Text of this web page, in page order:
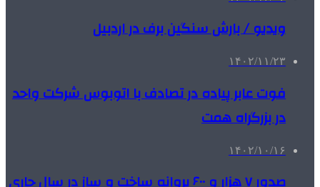
ویدیو / بارش سنگین برف در اردبیل
۱۴۰۲/۱۱/۲۳
فوت عابر پیاده در تصادف با اتوبوس شرکت واحد
در بزرگراه همت
۱۴۰۲/۱۰/۱۶